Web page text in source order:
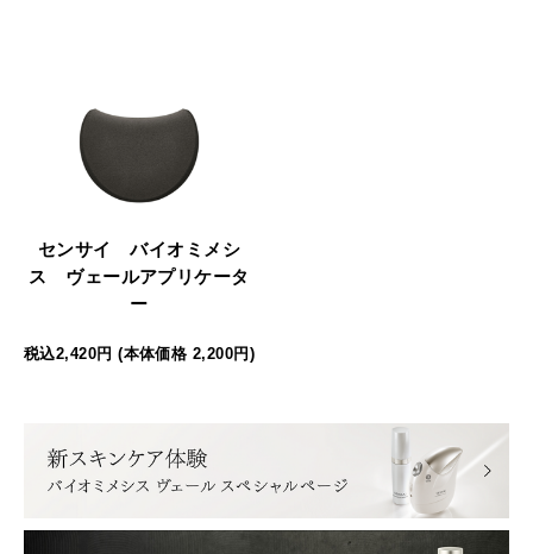
センサイ バイオミメシ
ス ヴェールアプリケータ
ー
税込2,420円 (本体価格 2,200円)